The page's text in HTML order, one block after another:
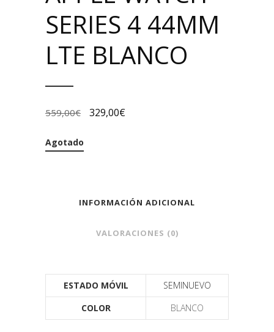
SERIES 4 44MM
LTE BLANCO
559,00€ 329,00€
Agotado
INFORMACIÓN ADICIONAL
VALORACIONES (0)
ESTADO MÓVIL
SEMINUEVO
COLOR
BLANCO